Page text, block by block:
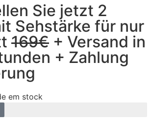
Sie jetzt 2
Sehstärke für nur
169€ + Versand in
+ Zahlung
em stock